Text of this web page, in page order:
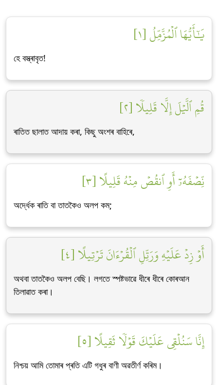
يَٰٓأَيُّهَا ٱلۡمُزَّمِّلُ [١]
হে বস্ত্ৰাবৃত!
قُمِ ٱلَّيۡلَ إِلَّا قَلِيلٗا [٢]
ৰাতিত ছালাত আদায় কৰা, কিছু অংশৰ বাহিৰে,
نِّصۡفَهُۥٓ أَوِ ٱنقُصۡ مِنۡهُ قَلِيلًا [٣]
অৰ্দ্ধেক ৰাতি বা তাতকৈও অলপ কম;
أَوۡ زِدۡ عَلَيۡهِ وَرَتِّلِ ٱلۡقُرۡءَانَ تَرۡتِيلًا [٤]
অথবা তাতকৈও অলপ বেছি। লগতে স্পষ্টভাৱে ধীৰে ধীৰে কোৰআন
তিলাৱাত কৰা।
إِنَّا سَنُلۡقِي عَلَيۡكَ قَوۡلٗا ثَقِيلًا [٥]
নিশ্চয় আমি তোমাৰ প্ৰতি এটি গধুৰ বাণী অৱতীৰ্ণ কৰিম।